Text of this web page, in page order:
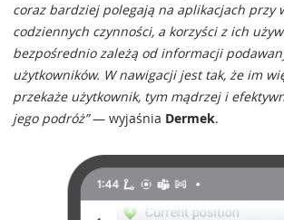
coraz bardziej polegają na aplikacjach przy
codziennych czynności, a korzyści z ich
bezpośrednio zależą od informacji
użytkowników. W nawigacji jest tak, że im
przekaże użytkownik, tym mądrzej i
jego podróż”— wyjaśnia Dermek.